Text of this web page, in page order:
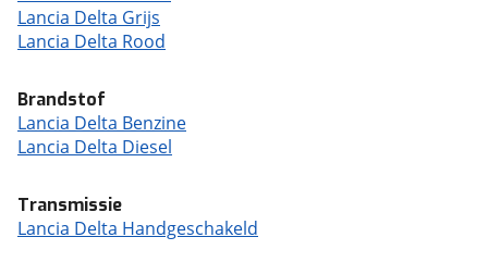
Lancia Delta Grijs
Lancia Delta Rood
Brandstof
Lancia Delta Benzine
Lancia Delta Diesel
Transmissie
Lancia Delta Handgeschakeld